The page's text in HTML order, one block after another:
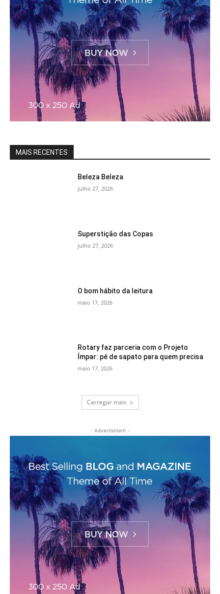
MAIS RECENTES
Beleza Beleza
julho 27, 2026
Superstição das Copas
julho 27, 2026
O bom hábito da leitura
maio 17, 2026
Rotary faz parceria com o Projeto
Ímpar: pé de sapato para quem precisa
maio 17, 2026
Carregar mais
- Advertisment -